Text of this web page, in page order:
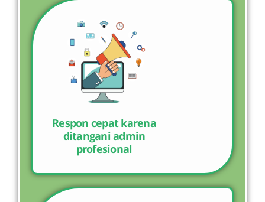
Respon cepat karena
ditangani admin
profesional